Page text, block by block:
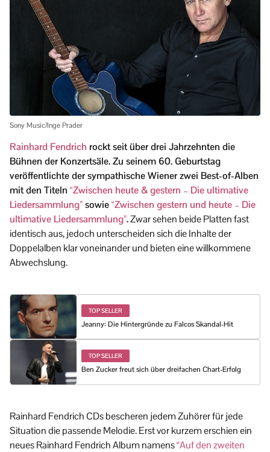
Sony Music/Inge Prader
Rainhard Fendrich rockt seit über drei Jahrzehnten die
Bühnen der Konzertsäle. Zu seinem 60. Geburtstag
veröffentlichte der sympathische Wiener zwei Best-of-Alben
mit den Titeln “Zwischen heute & gestern – Die ultimative
Liedersammlung”sowie“Zwischen gestern und heute – Die
ultimative Liedersammlung”.Zwar sehen beide Platten fast
identisch aus, jedoch unterscheiden sich die Inhalte der
Doppelalben klar voneinander und bieten eine willkommene
Abwechslung.
TOP SELLER
Jeanny: Die Hintergründe zu Falcos Skandal-Hit
TOP SELLER
Ben Zucker freut sich über dreifachen Chart-Erfolg
Rainhard Fendrich CDs bescheren jedem Zuhörer für jede
Situation die passende Melodie. Erst vor kurzem erschien ein
neues Rainhard Fendrich Album namens“Auf den zweiten